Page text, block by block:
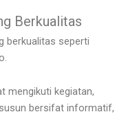
Berkualitas
berkualitas seperti
mengikuti kegiatan,
bersifat informatif,